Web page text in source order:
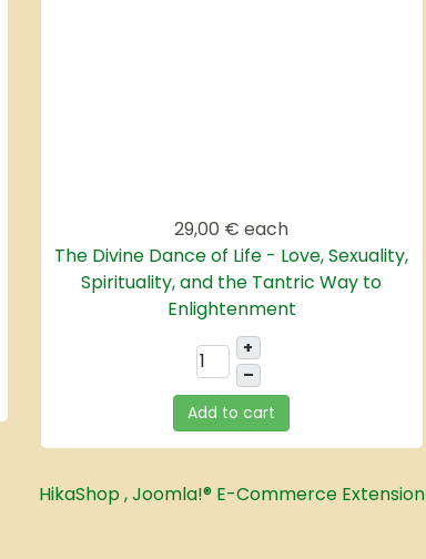
29,00 € each
The Divine Dance of Life - Love, Sexuality,
Spirituality, and the Tantric Way to
Enlightenment
+
–
Add to cart
HikaShop , Joomla!® E-Commerce Extension